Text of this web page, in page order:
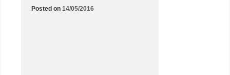
Posted on 14/05/2016